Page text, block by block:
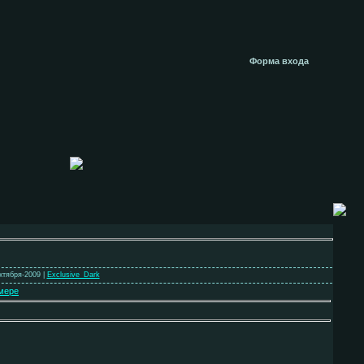
Форма входа
2009 | Exclusive_Dark